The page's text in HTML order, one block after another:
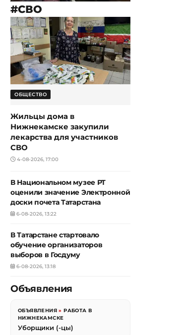
#СВО
ОБЩЕСТВО
Жильцы дома в
Нижнекамске закупили
лекарства для участников
СВО
4-08-2026, 17:00
В Национальном музее РТ
оценили значение Электронной
доски почета Татарстана
6-08-2026, 13:22
В Татарстане стартовало
обучение организаторов
выборов в Госдуму
6-08-2026, 13:18
Объявления
ОБЪЯВЛЕНИЯ »РАБОТА В
НИЖНЕКАМСКЕ
Уборщики (-цы)